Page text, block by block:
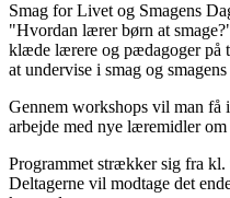
Smag for Livet og Smagens
"Hvordan lærer børn at
klæde lærere og pædagoger på
at undervise i smag og smagens
Gennem workshops vil man få
arbejde med nye læremidler
Programmet strækker sig fra kl.
Deltagerne vil modtage det